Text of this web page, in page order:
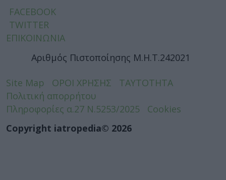
FACEBOOK
TWITTER
ΕΠΙΚΟΙΝΩΝΙΑ
Αριθμός Πιστοποίησης Μ.Η.Τ.242021
Site Map ΟΡΟΙ ΧΡΗΣΗΣ
ΤΑΥΤΟΤΗΤΑ
Πολιτική απορρήτου
Πληροφορίες α.27 Ν.5253/2025
Cookies
Copyright iatropedia© 2026